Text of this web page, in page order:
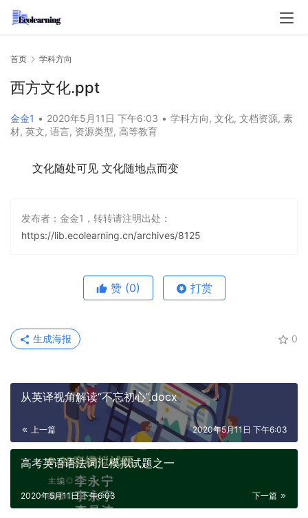
首页 学科方向
西方文化.ppt
金金1 • 2020年5月11日 下午6:03 • 学科方向, 文化, 文档资源, 素
材, 英文, 语言, 资源类型, 高等教育
文化随处可见 文化随地点而变
发布者：金金1，转转请注明出处：
https://lib.ecolearning.cn/archives/8125
赞 (0) 打赏
0
生成海报
从英译视角解读“不忘初心”.docx
上一篇 2020年5月11日 下午6:03
高考英语语法词汇模拟试题之一
下一篇
2020年5月11日 下午6:03